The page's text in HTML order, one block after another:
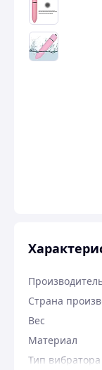
Страна
Вес
Материал
Тип вибратора